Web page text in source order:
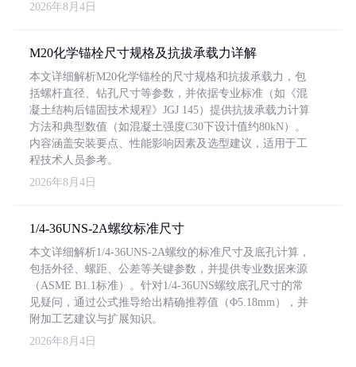
2026年8月4日
M20化学锚栓尺寸规格及抗拔承载力详解
本文详细解析M20化学锚栓的尺寸规格和抗拔承载力，包
括螺杆直径、钻孔尺寸等参数，并依据专业标准（如《混
凝土结构后锚固技术规程》JGJ 145）提供抗拔承载力计算
方法和典型数值（如混凝土强度C30下设计值约80kN）。
内容涵盖安装要点、性能影响因素及选型建议，适用于工
程技术人员参考。
2026年8月4日
1/4-36UNS-2A螺纹标准尺寸
本文详细解析1/4-36UNS-2A螺纹的标准尺寸及底孔计算，
包括外径、螺距、公差等关键参数，并提供专业数据来源
（ASME B1.1标准）。针对1/4-36UNS螺纹底孔尺寸的常
见疑问，通过公式推导给出精确推荐值（Φ5.18mm），并
附加工艺建议与扩展知识。
2026年8月4日